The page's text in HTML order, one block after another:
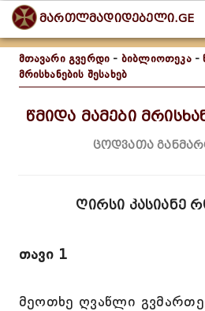
მართლმადიდებელი.GE
მთავარი გვერდი - ბიბლიოთეკა-
მრისხანების შესახებ
წმიდა მამები
ცოდვათა
ღირსი კასიანე
თავი 1
მეოთხე ღვაწლი